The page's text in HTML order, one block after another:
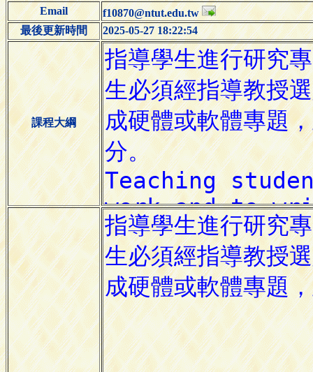
Email
f10870@ntut.edu.tw
最後更新時間
2025-05-27 18:22:54
課程大綱